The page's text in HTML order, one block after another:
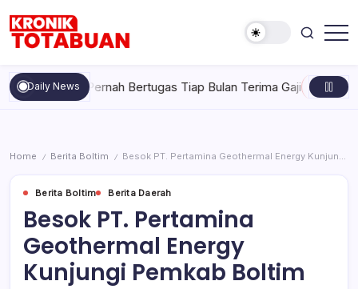
content
Totabuan
hari
ini
Kronik
Daily News
Tak Pernah Bertugas Tiap Bulan Terima Gaji Rabu,
Home / Berita Boltim / Besok PT. Pertamina Geothermal Energy Kunjungi Pemkab Boltim
Berita Boltim Berita Daerah
Besok PT. Pertamina
Geothermal Energy
Kunjungi Pemkab Boltim